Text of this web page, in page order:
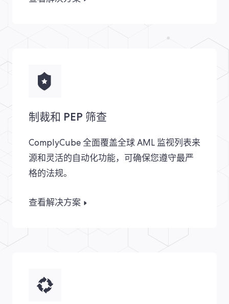
制裁和 PEP 筛查​
ComplyCube 全面覆盖全球 AML 监视列表来
源和灵活的自动化功能，可确保您遵守最严
格的法规。
查看解决方案